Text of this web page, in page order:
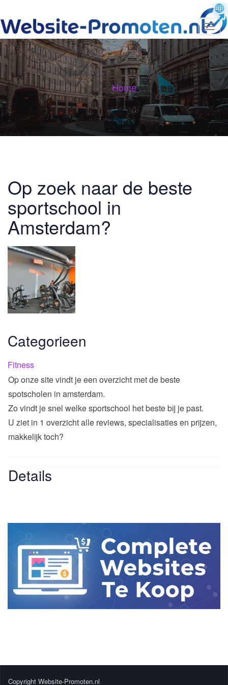
T
o
g
g
l
e
n
a
v
i
g
t
Home
Op zoek naar de beste
sportschool in
Amsterdam?
Categorieen
Fitness
Op onze site vindt je een overzicht met de beste
spotscholen in amsterdam.
Zo vindt je snel welke sportschool het beste bij je past.
U ziet in 1 overzicht alle reviews, specialisaties en prijzen,
makkelijk toch?
Details
Copyright Website-Promoten.nl